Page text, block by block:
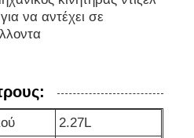
να αντέχει σε
2.27L